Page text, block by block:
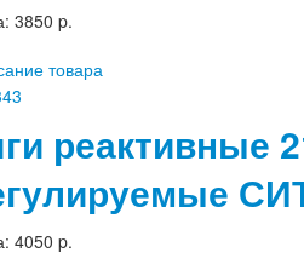
3850 p.
товара
реактивные
4050 p.